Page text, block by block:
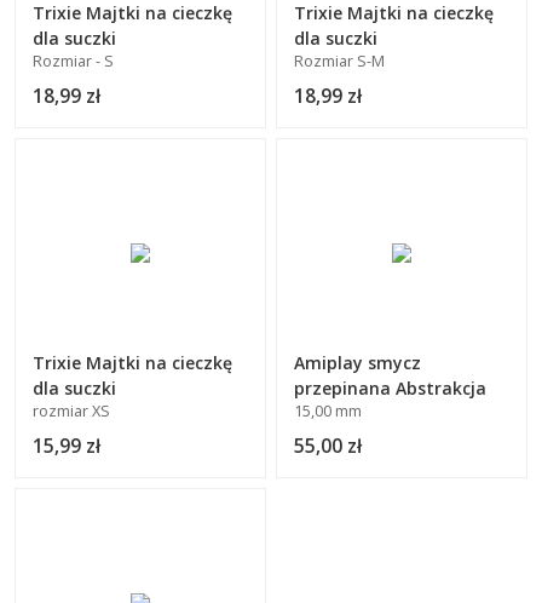
Trixie Majtki na cieczkę
dla suczki
Rozmiar - S
18,99 zł
Trixie Majtki na cieczkę
dla suczki
Rozmiar S-M
18,99 zł
Trixie Majtki na cieczkę
dla suczki
rozmiar XS
15,99 zł
Amiplay smycz
przepinana Abstrakcja
15,00 mm
55,00 zł